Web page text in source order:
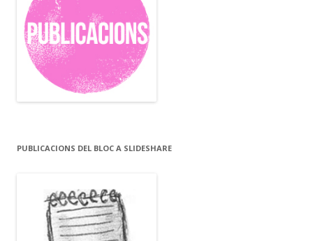
PUBLICACIONS DEL BLOC A SLIDESHARE